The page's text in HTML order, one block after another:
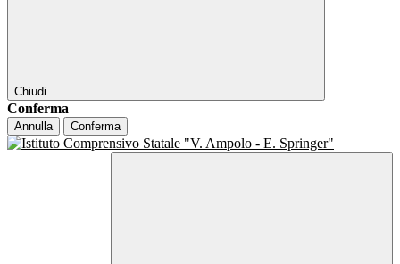
Chiudi
Conferma
Annulla Conferma